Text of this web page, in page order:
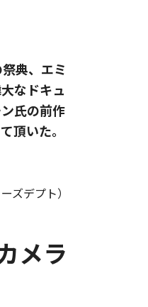
典、エミ
なドキュ
氏の前作
頂いた。
ズデプト）
メラ